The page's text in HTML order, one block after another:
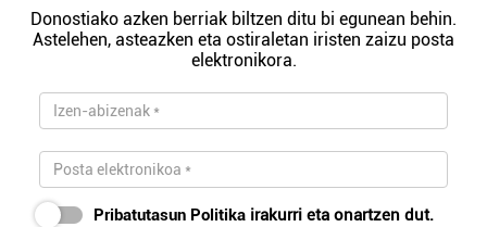
Donostiako azken berriak biltzen ditu bi egunean behin.
Astelehen, asteazken eta ostiraletan iristen zaizu posta
elektronikora.
Pribatutasun Politika irakurri eta onartzen dut.